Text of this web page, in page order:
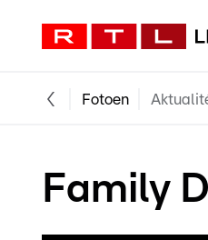
Fotoen
Family